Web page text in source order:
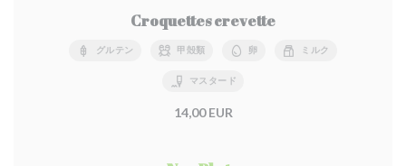
Croquettes crevette
グルテン 甲殻類 卵 ミルク
マスタード
14,00 EUR